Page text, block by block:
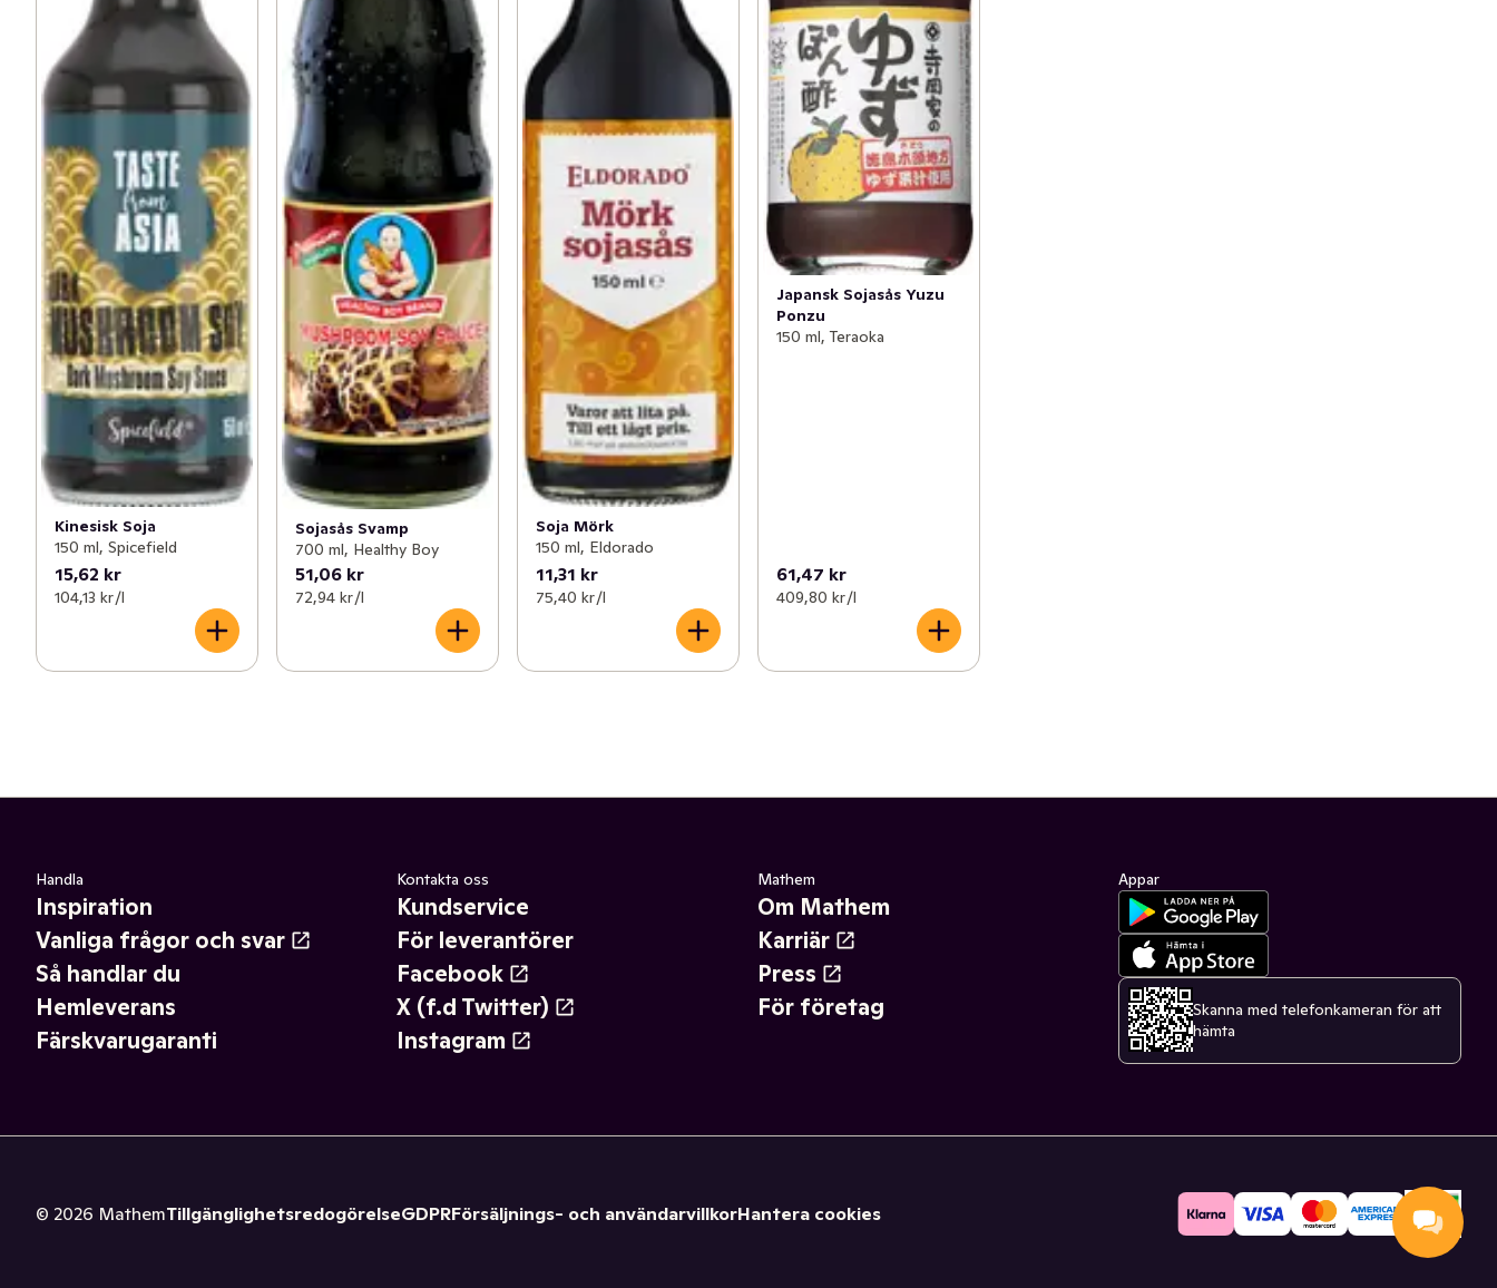
Kinesisk Soja
150 ml, Spicefield
15,62 kr
104,13 kr /l
Sojasås Svamp
700 ml, Healthy Boy
51,06 kr
72,94 kr /l
Soja Mörk
150 ml, Eldorado
11,31 kr
75,40 kr /l
Japansk Sojasås Yuzu
Ponzu
150 ml, Teraoka
61,47 kr
409,80 kr /l
Handla
Inspiration
Vanliga frågor och svar
Så handlar du
Hemleverans
Färskvarugaranti
Kontakta oss
Kundservice
För leverantörer
Facebook
X (f.d Twitter)
Instagram
Mathem
Om Mathem
Karriär
Press
För företag
Appar
Skanna med telefonkameran för att
hämta
© 2026 MathemTillgänglighetsredogörelseGDPRFörsäljnings- och användarvillkorHantera cookies